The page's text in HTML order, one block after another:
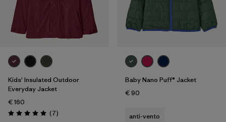
Kids' Insulated Outdoor
Everyday Jacket
€ 160
Valutazione: 5.0 / 5
(7Recensioni
)
Baby Nano Puff® Jacket
€ 90
anti-vento